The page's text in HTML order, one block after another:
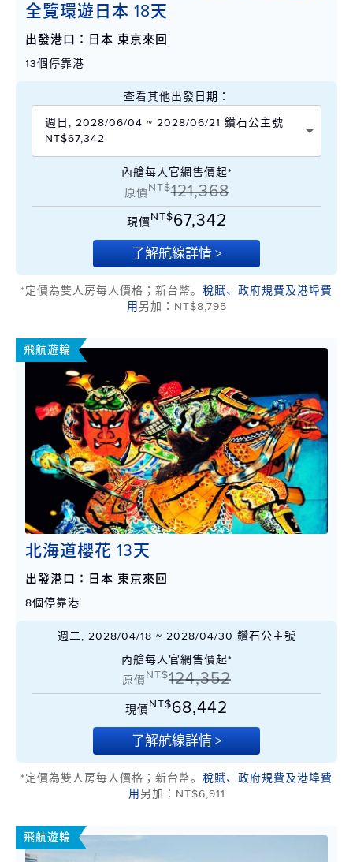
全覽環遊日本 18天
出發港口：日本 東京來回
13個停靠港
查看其他出發日期：
週日, 2028/06/04 ~ 2028/06/21 鑽石公主號
NT$67,342
內艙每人官網售價起*
原價NT$121,368
現價NT$67,342
了解航線詳情 >
*定價為雙人房每人價格；新台幣。 稅賦、政府規費及港埠費
用 另加：NT$8,795
飛航遊輪
北海道櫻花 13天
出發港口：日本 東京來回
8個停靠港
週二, 2028/04/18 ~ 2028/04/30 鑽石公主號
內艙每人官網售價起*
原價NT$124,352
現價NT$68,442
了解航線詳情 >
*定價為雙人房每人價格；新台幣。 稅賦、政府規費及港埠費
用 另加：NT$6,911
飛航遊輪